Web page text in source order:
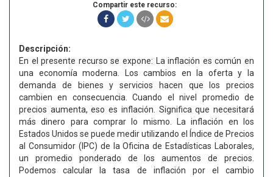
Compartir este recurso:
Descripción:
En el presente recurso se expone: La inflación es común en
una economía moderna. Los cambios en la oferta y la
demanda de bienes y servicios hacen que los precios
cambien en consecuencia. Cuando el nivel promedio de
precios aumenta, eso es inflación. Significa que necesitará
más dinero para comprar lo mismo. La inflación en los
Estados Unidos se puede medir utilizando el Índice de Precios
al Consumidor (IPC) de la Oficina de Estadísticas Laborales,
un promedio ponderado de los aumentos de precios.
Podemos calcular la tasa de inflación por el cambio